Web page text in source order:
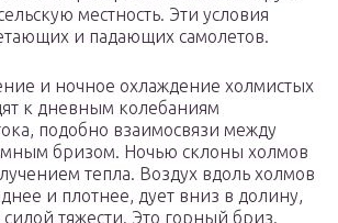
местность. Эти условия
и падающих самолетов.
и ночное охлаждение холмистых
к дневным колебаниям
подобно взаимосвязи между
бризом. Ночью склоны холмов
тепла. Воздух вдоль холмов
и плотнее, дует вниз в долину,
тяжести. Это горный бриз.